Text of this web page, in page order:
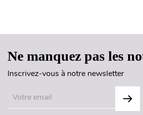
Ne manquez pas les
Inscrivez-vous à notre newsletter